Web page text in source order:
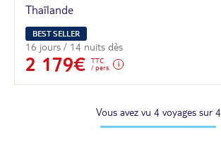
Thaïlande
BEST SELLER
16 jours / 14 nuits dès
2 179€
TTC
/ pers.
Vous avez vu 4 voyages sur 4